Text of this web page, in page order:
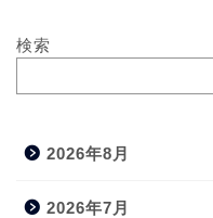
検索
2026年8月
2026年7月